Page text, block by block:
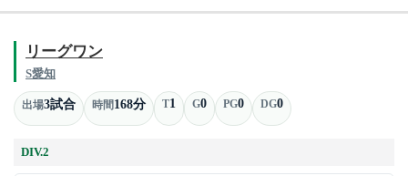
リーグワン
S愛知
出場3試合 時間168分 T1 G0 PG0 DG0
DIV.2